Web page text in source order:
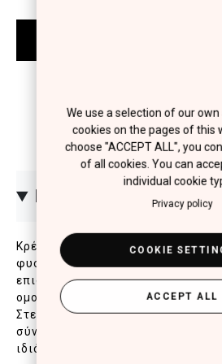
Κρέμα σώματος ΒΒ που χαρίζει
φυσική ηλιοκαμένη όψη.
επιδερμίδας και καλύπτει τις
ομοιογενές αποτέλεσμα που
Στεγνώνει γρήγορα και
σύνθεσή του έχει
ιδιότητες και 24ωρη ενυδατική
We use a selection of our
cookies on the pages of this
choose "ACCEPT ALL", you
of all cookies. You can
individual cookie
Privacy policy
COOKIE
ACCEPT ALL